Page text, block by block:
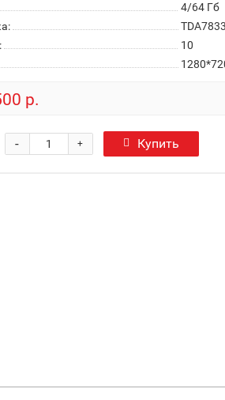
4/64 Гб
TDA7833
10
р.
+
- Купить